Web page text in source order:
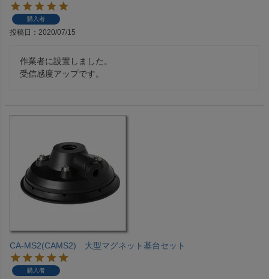
購入者
投稿日 2020/07/15
作業者に設置しました。
受信感度アップです。
CA-MS2(CAMS2) 大型マグネット基台セット
購入者